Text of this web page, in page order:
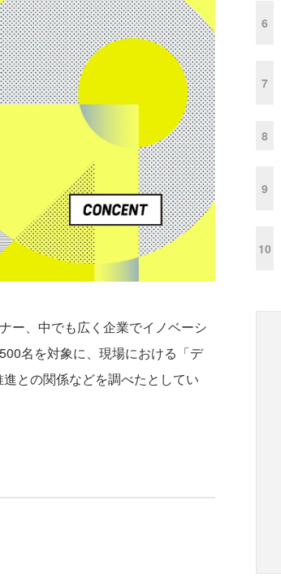
ー、中でも広く企業でイノベーシ
名を対象に、現場における「デ
との関係などを調べたとしてい
6
7
8
9
10